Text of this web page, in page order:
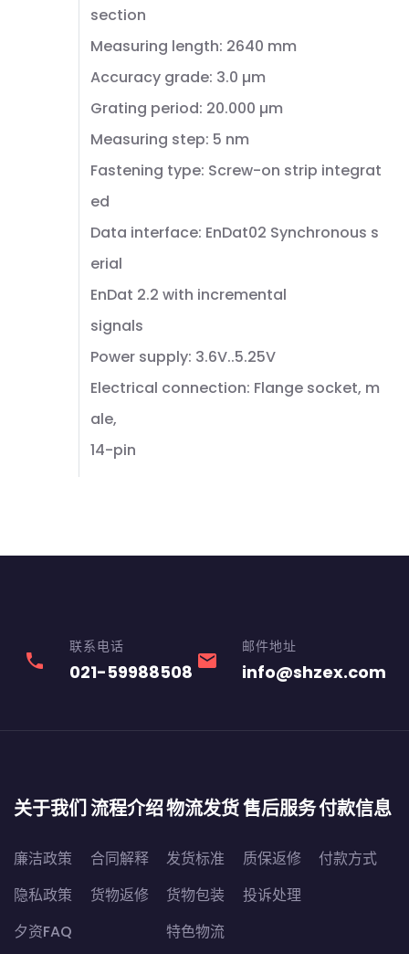
section
Measuring length: 2640 mm
Accuracy grade: 3.0 µm
Grating period: 20.000 µm
Measuring step: 5 nm
Fastening type: Screw-on strip integrat
ed
Data interface: EnDat02 Synchronous s
erial
EnDat 2.2 with incremental
signals
Power supply: 3.6V..5.25V
Electrical connection: Flange socket, m
ale,
14-pin
phone
联系电话
021-59988508 email
邮件地址
info@shzex.com
关于我们
廉洁政策
隐私政策
夕资FAQ
流程介绍
合同解释
货物返修
物流发货
发货标准
货物包装
特色物流
售后服务
质保返修
投诉处理
付款信息
付款方式